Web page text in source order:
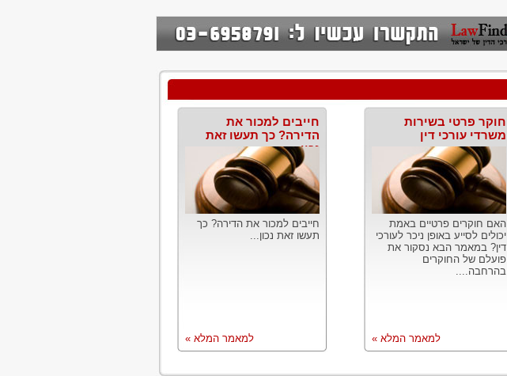
חוקר פרטי בשירות
משרדי עורכי דין
האם חוקרים פרטיים באמת
יכולים לסייע באופן ניכר לעורכי
דין? במאמר הבא נסקור את
פועלם של החוקרים
בהרחבה....
למאמר המלא »
חייבים למכור את
הדירה? כך תעשו זאת
נכון
חייבים למכור את הדירה? כך
תעשו זאת נכון...
למאמר המלא »